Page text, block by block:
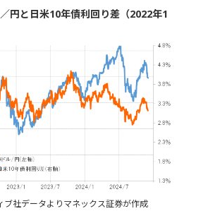
／円と日米10年債利回り差（2022年1
ブ社データよりマネックス証券が作成